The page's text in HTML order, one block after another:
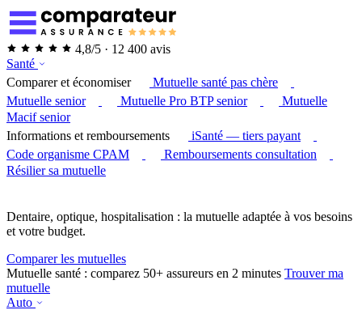
4,8/5 · 12 400 avis
Santé
Comparer et économiser
Mutuelle santé pas chère
Mutuelle senior
Mutuelle Pro BTP senior
Mutuelle
Macif senior
Informations et remboursements
iSanté — tiers payant
Code organisme CPAM
Remboursements consultation
Résilier sa mutuelle
Dentaire, optique, hospitalisation : la mutuelle adaptée à vos besoins
et votre budget.
Comparer les mutuelles
Mutuelle santé : comparez 50+ assureurs en 2 minutes Trouver ma
mutuelle
Auto